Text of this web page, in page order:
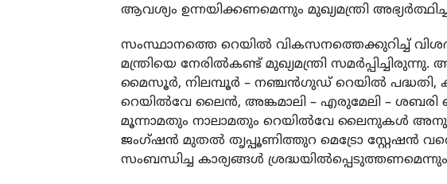
ആവശ്യം ഉന്നയിക്കണമെന്നും മുഖ്യമന്ത്രി
സംസ്ഥാനത്തെ റെയിൽ വികസനത്തെക്കുറിച്ച്
മന്ത്രിയെ നേരിൽകണ്ട് മുഖ്യമന്ത്രി സമർപ്പിച്ചിരുന്നു.
മൈസൂർ, നിലമ്പൂർ – നഞ്ചൻഗുഡ് റെയിൽ പദ്ധതി,
റെയിൽവേ ലൈൻ, അങ്കമാലി – എരുമേലി –
മൂന്നാമതും നാലാമതും റെയിൽവേ ലൈനുകൾ
ജംഗ്ഷൻ മുതൽ തൃപ്പൂണിത്തുറ മെട്രോ സ്റ്റേഷൻ
സംബന്ധിച്ച കാര്യങ്ങൾ ശ്രദ്ധയിൽപ്പെടുത്തണമെന്നും